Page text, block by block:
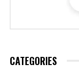
CATEGORIES